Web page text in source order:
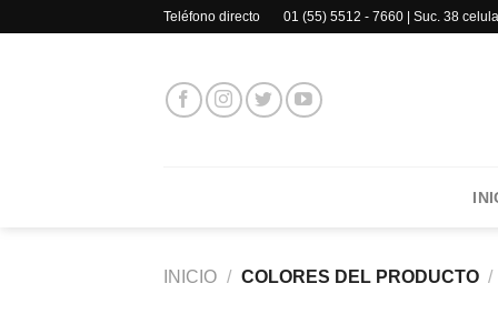
Teléfono directo 01 (55) 5512 - 7660 | Suc. 38
INICIO / COLORES DEL PRODUCTO /